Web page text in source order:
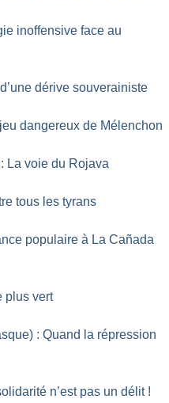
inoffensive face au
dérive souverainiste
dangereux de Mélenchon
La voie du Rojava
tous les tyrans
populaire à La Cañada
plus vert
: Quand la répression
n’est pas un délit !